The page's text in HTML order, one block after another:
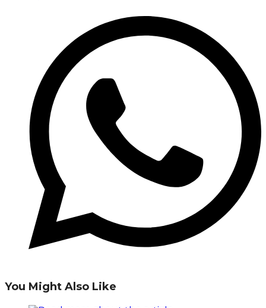
You Might Also Like